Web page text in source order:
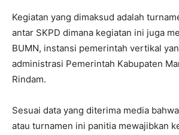
Kegiatan yang dimaksud adalah
antar SKPD dimana kegiatan ini juga
BUMN, instansi pemerintah vertikal
administrasi Pemerintah Kabupaten
Rindam.
Sesuai data yang diterima media
atau turnamen ini panitia mewajibkan